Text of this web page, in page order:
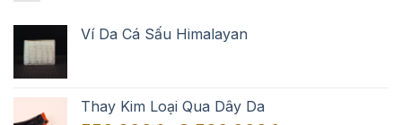
Ví Da Cá Sấu Himalayan
Thay Kim Loại Qua Dây Da